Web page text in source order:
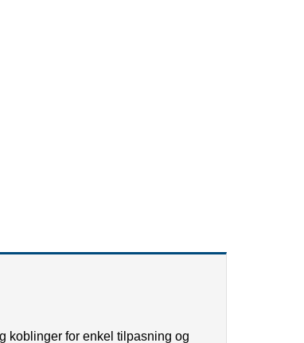
koblinger for enkel tilpasning og